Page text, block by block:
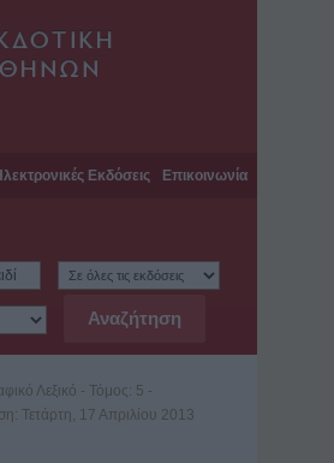
Εκδόσεις Επικοινωνία
Λεξικό - Τόμος: 5 -
Τετάρτη, 17 Απριλίου 2013